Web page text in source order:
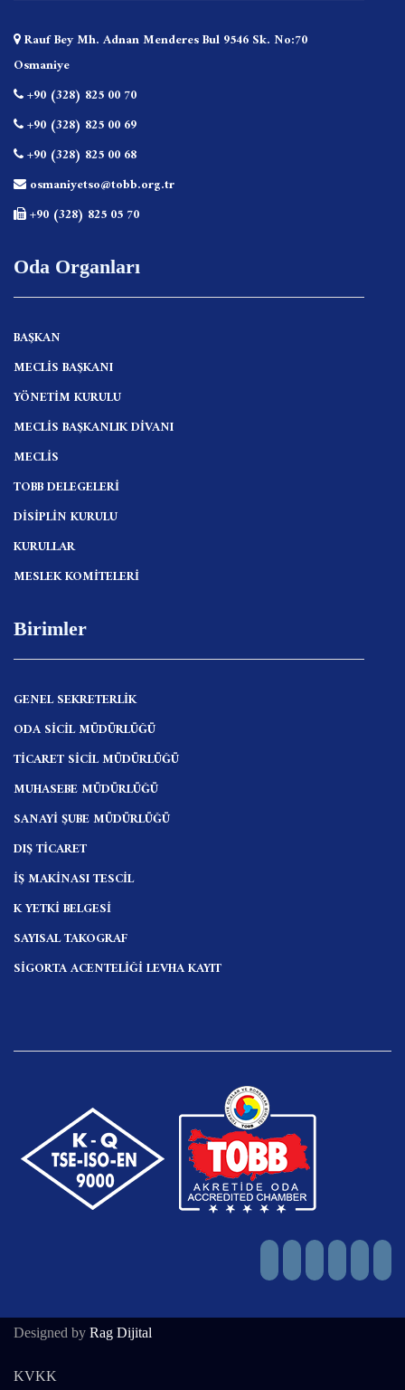
Rauf Bey Mh. Adnan Menderes Bul 9546 Sk. No:70
Osmaniye
+90 (328) 825 00 70
+90 (328) 825 00 69
+90 (328) 825 00 68
osmaniyetso@tobb.org.tr
+90 (328) 825 05 70
Oda Organları
BAŞKAN
MECLİS BAŞKANI
YÖNETİM KURULU
MECLİS BAŞKANLIK DİVANI
MECLİS
TOBB DELEGELERİ
DİSİPLİN KURULU
KURULLAR
MESLEK KOMİTELERİ
Birimler
GENEL SEKRETERLİK
ODA SİCİL MÜDÜRLÜĞÜ
TİCARET SİCİL MÜDÜRLÜĞÜ
MUHASEBE MÜDÜRLÜĞÜ
SANAYİ ŞUBE MÜDÜRLÜĞÜ
DIŞ TİCARET
İŞ MAKİNASI TESCİL
K YETKİ BELGESİ
SAYISAL TAKOGRAF
SİGORTA ACENTELİĞİ LEVHA KAYIT
Designed by Rag Dijital
KVKK